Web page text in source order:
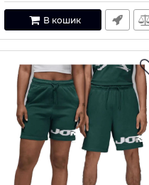
В кошик